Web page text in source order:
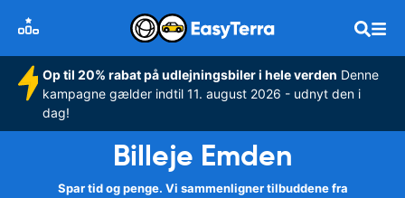
Op til 20% rabat på udlejningsbiler i hele verden Denne
kampagne gælder indtil 11. august 2026 - udnyt den i
dag!
Billeje Emden
Spar tid og penge. Vi sammenligner tilbuddene fra